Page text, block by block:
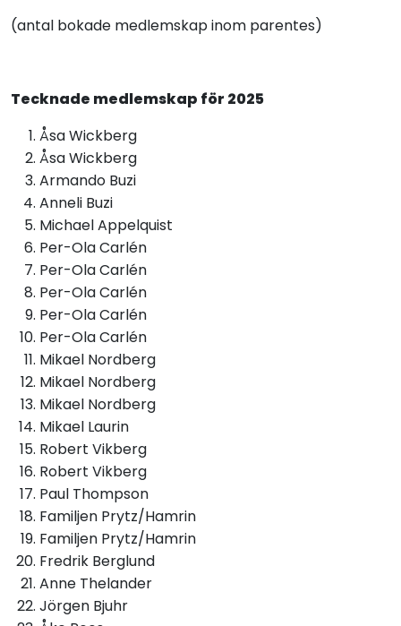
(antal bokade medlemskap inom parentes)
Tecknade medlemskap för 2025
Åsa Wickberg
Åsa Wickberg
Armando Buzi
Anneli Buzi
Michael Appelquist
Per-Ola Carlén
Per-Ola Carlén
Per-Ola Carlén
Per-Ola Carlén
Per-Ola Carlén
Mikael Nordberg
Mikael Nordberg
Mikael Nordberg
Mikael Laurin
Robert Vikberg
Robert Vikberg
Paul Thompson
Familjen Prytz/Hamrin
Familjen Prytz/Hamrin
Fredrik Berglund
Anne Thelander
Jörgen Bjuhr